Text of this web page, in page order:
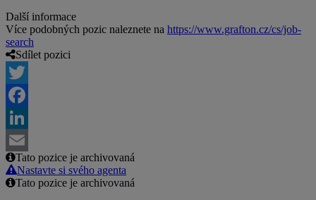
Další informace
Více podobných pozic naleznete na https://www.grafton.cz/cs/job-
search
Sdílet pozici
Twitter
Facebook
LinkedIn
Email
Tato pozice je archivovaná
Nastavte si svého agenta
Tato pozice je archivovaná